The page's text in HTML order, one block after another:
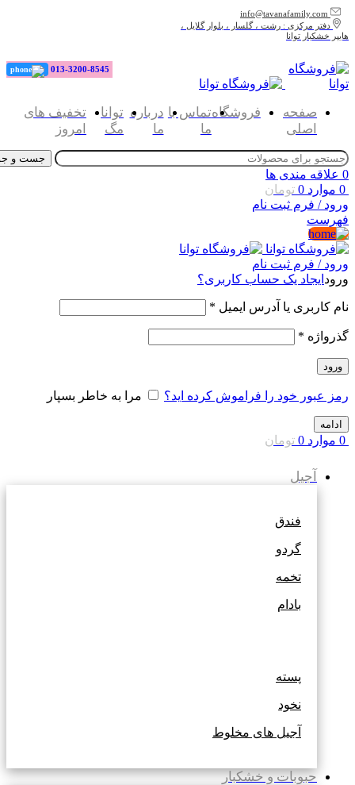
دفتر مرکزی : رشت ، گلسار ، بلوار گلایل ،
هایپر خشکبار توانا
013-3200-8545
صفحه
اصلی
فروشگاهتماس با
ما
درباره
ما
توانا
مگ
تخفیف های
امروز
جست و
0 علاقه مندی ها
0 موارد 0 تومان
ورود / فرم ثبت نام
فهرست
ورود / فرم ثبت نام
ورود ایجاد یک حساب کاربری؟
نام کاربری یا آدرس ایمیل *
گذرواژه *
ورود
رمز عبور خود را فراموش کرده اید؟ مرا به خاطر بسپار
ادامه
0 موارد 0 تومان
آجیل
فندق
گردو
تخمه
بادام
پسته
نخود
آجیل های مخلوط
حبوبات و خشکبار